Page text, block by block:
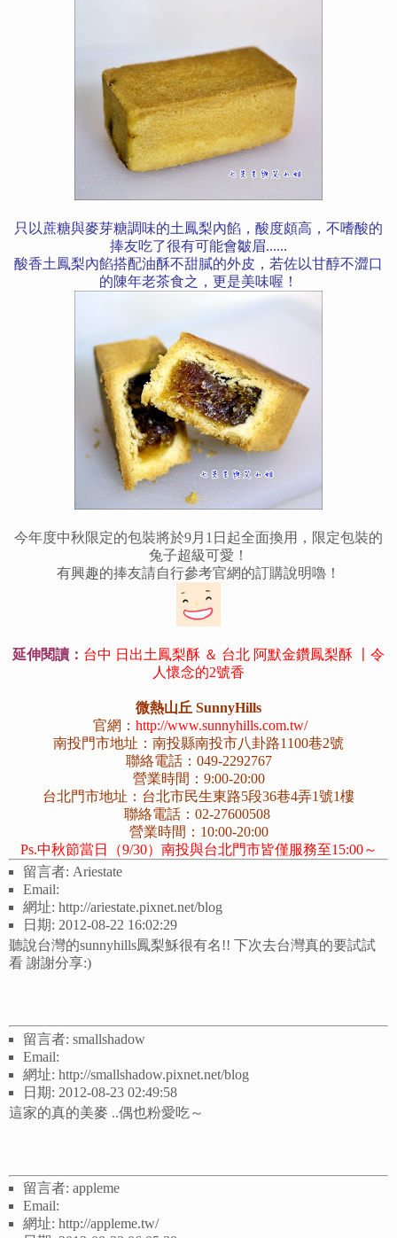
只以蔗糖與麥芽糖調味的土鳳梨內餡，酸度頗高，不嗜酸的
捧友吃了很有可能會皺眉......
酸香土鳳梨內餡搭配油酥不甜膩的外皮，若佐以甘醇不澀口
的陳年老茶食之，更是美味喔！
今年度中秋限定的包裝將於9月1日起全面換用，限定包裝的
兔子超級可愛！
有興趣的捧友請自行參考官網的訂購說明嚕！
延伸閱讀： 台中 日出土鳳梨酥 ＆ 台北 阿默金鑽鳳梨酥 〡令
人懷念的2號香
微熱山丘 SunnyHills
官網： http://www.sunnyhills.com.tw/
南投門市地址：南投縣南投市八卦路1100巷2號
聯絡電話：049-2292767
營業時間：9:00-20:00
台北門市地址：台北市民生東路5段36巷4弄1號1樓
聯絡電話：02-27600508
營業時間：10:00-20:00
Ps.中秋節當日（9/30）南投與台北門市皆僅服務至15:00～
留言者: Ariestate
Email:
網址: http://ariestate.pixnet.net/blog
日期: 2012-08-22 16:02:29
聽說台灣的sunnyhills鳳梨穌很有名!! 下次去台灣真的要試試
看 謝謝分享:)
留言者: smallshadow
Email:
網址: http://smallshadow.pixnet.net/blog
日期: 2012-08-23 02:49:58
這家的真的美麥 ..偶也粉愛吃～
留言者: appleme
Email:
網址: http://appleme.tw/